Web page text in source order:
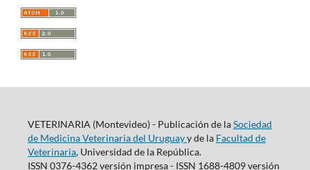
VETERINARIA (Montevideo) - Publicación de laSociedad
de Medicina Veterinaria del Uruguayy de la Facultad de
Veterinaria, Universidad de la República.
ISSN 0376-4362 versión impresa - ISSN 1688-4809 versión